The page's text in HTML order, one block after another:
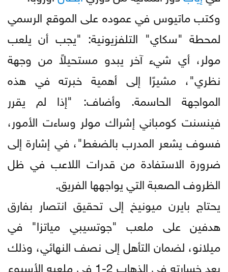
وكتب ماتيوس في عموده على الموقع الرسمي
لمحطة "سكاي" التلفزيونية: "يجب أن يلعب
مولر، أي شيء آخر يبدو مستحيلاً من وجهة
نظري"، مشيرًا إلى أهمية خبرته في هذه
المواجهة الحاسمة. وأضاف: "إذا لم يقرر
فينسنت كومباني إشراك مولر وساءت الأمور،
فسوف يشعر المدرب بالضغط"، في إشارة إلى
ضرورة الاستفادة من قدرات اللاعب في ظل
الظروف الصعبة التي يواجهها الفريق.
يحتاج بايرن ميونيخ إلى تحقيق انتصار بفارق
هدفين على ملعب "جوتسيبي مياتزا" في
ميلانو، لضمان التأهل إلى نصف النهائي، وذلك
بعد خسارته في الذهاب 2-1 في ملعبه الأسبوع